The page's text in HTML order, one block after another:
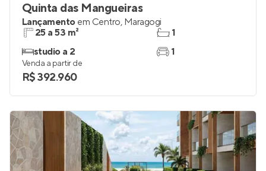
Quinta das Mangueiras
Lançamento em Centro, Maragogi
25 a 53 m²
studio a 2
1
1
Venda a partir de
R$ 392.960